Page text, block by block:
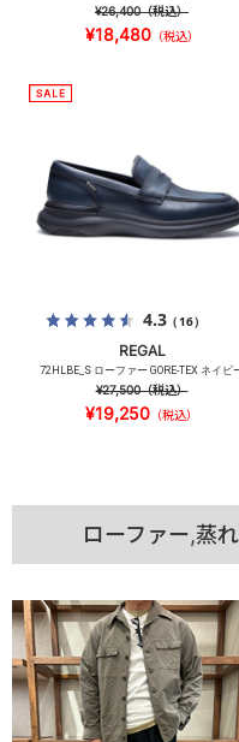
¥26,400（税込）
¥18,480（税込）
4.3（16）
REGAL
72HLBE_S ローファー GORE-TEX ネイビ
¥27,500（税込）
¥19,250 （税込）
ローファー,蒸